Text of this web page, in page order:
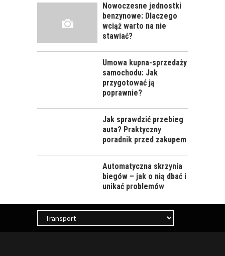
Nowoczesne jednostki
benzynowe: Dlaczego
wciąż warto na nie
stawiać?
Umowa kupna-sprzedaży
samochodu: Jak
przygotować ją
poprawnie?
Jak sprawdzić przebieg
auta? Praktyczny
poradnik przed zakupem
Automatyczna skrzynia
biegów – jak o nią dbać i
unikać problemów